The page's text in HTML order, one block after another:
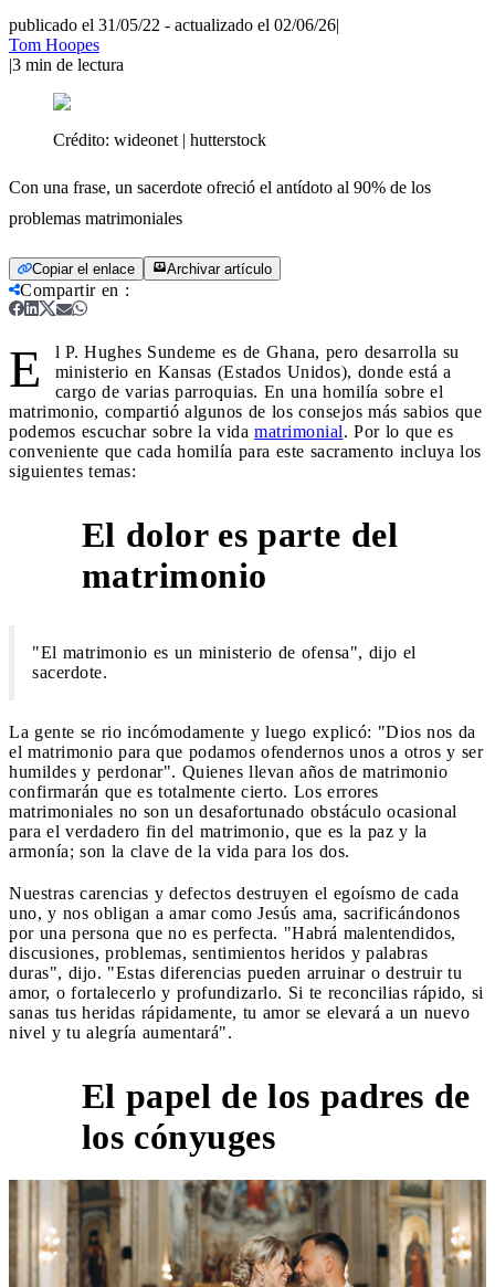
publicado el 31/05/22 - actualizado el 02/06/26|
Tom Hoopes
|3 min de lectura
Crédito: wideonet | hutterstock
Con una frase, un sacerdote ofreció el antídoto al 90% de los
problemas matrimoniales
Copiar el enlace Archivar artículo
Compartir en :
E
l P. Hughes Sundeme es de Ghana, pero desarrolla su
ministerio en Kansas (Estados Unidos), donde está a
cargo de varias parroquias. En una homilía sobre el
matrimonio, compartió algunos de los consejos más sabios que
podemos escuchar sobre la vida matrimonial. Por lo que es
conveniente que cada homilía para este sacramento incluya los
siguientes temas:
El dolor es parte del
matrimonio
"El matrimonio es un ministerio de ofensa", dijo el
sacerdote.
La gente se rio incómodamente y luego explicó: "Dios nos da
el matrimonio para que podamos ofendernos unos a otros y ser
humildes y perdonar". Quienes llevan años de matrimonio
confirmarán que es totalmente cierto. Los errores
matrimoniales no son un desafortunado obstáculo ocasional
para el verdadero fin del matrimonio, que es la paz y la
armonía; son la clave de la vida para los dos.
Nuestras carencias y defectos destruyen el egoísmo de cada
uno, y nos obligan a amar como Jesús ama, sacrificándonos
por una persona que no es perfecta. "Habrá malentendidos,
discusiones, problemas, sentimientos heridos y palabras
duras", dijo. "Estas diferencias pueden arruinar o destruir tu
amor, o fortalecerlo y profundizarlo. Si te reconcilias rápido, si
sanas tus heridas rápidamente, tu amor se elevará a un nuevo
nivel y tu alegría aumentará".
El papel de los padres de
los cónyuges